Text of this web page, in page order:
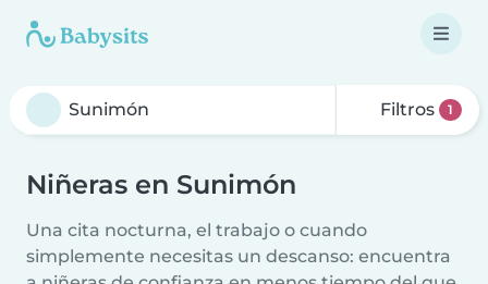
Filtros 1
Niñeras en Sunimón
Una cita nocturna, el trabajo o cuando
simplemente necesitas un descanso: encuentra